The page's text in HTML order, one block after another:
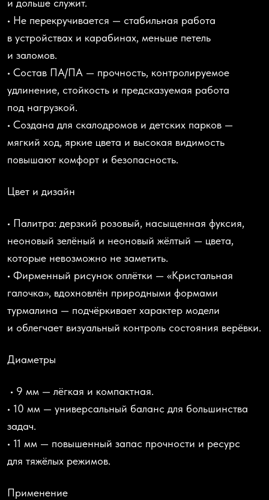
и дольше служит.
• Не перекручивается — стабильная работа
в устройствах и карабинах, меньше петель
и заломов.
• Состав ПА/ПА — прочность, контролируемое
удлинение, стойкость и предсказуемая работа
под нагрузкой.
• Создана для скалодромов и детских парков —
мягкий ход, яркие цвета и высокая видимость
повышают комфорт и безопасность.
Цвет и дизайн
• Палитра: дерзкий розовый, насыщенная фуксия,
неоновый зелёный и неоновый жёлтый — цвета,
которые невозможно не заметить.
• Фирменный рисунок оплётки — «Кристальная
галочка», вдохновлён природными формами
турмалина — подчёркивает характер модели
и облегчает визуальный контроль состояния верёвки.
Диаметры
• 9 мм — лёгкая и компактная.
• 10 мм — универсальный баланс для большинства
задач.
• 11 мм — повышенный запас прочности и ресурс
для тяжёлых режимов.
Применение